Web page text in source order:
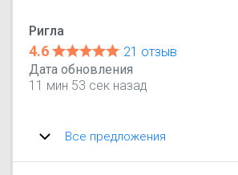
Ригла
4.6
21 отзыв
Дата обновления
11 мин 53 сек назад
Все предложения